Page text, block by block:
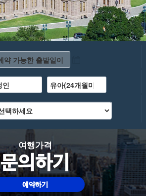
여행가격
문의하기
예약하기